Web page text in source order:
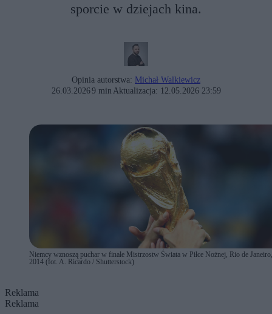
sporcie w dziejach kina.
Opinia autorstwa: Michał Walkiewicz
26.03.20269 min Aktualizacja: 12.05.2026 23:59
Niemcy wznoszą puchar w finale Mistrzostw Świata w Piłce Nożnej, Rio de
2014 (fot. A. Ricardo / Shutterstock)
Reklama
Reklama